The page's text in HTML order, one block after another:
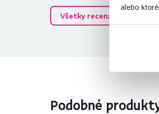
alebo
Všetky recenzie
Podobné